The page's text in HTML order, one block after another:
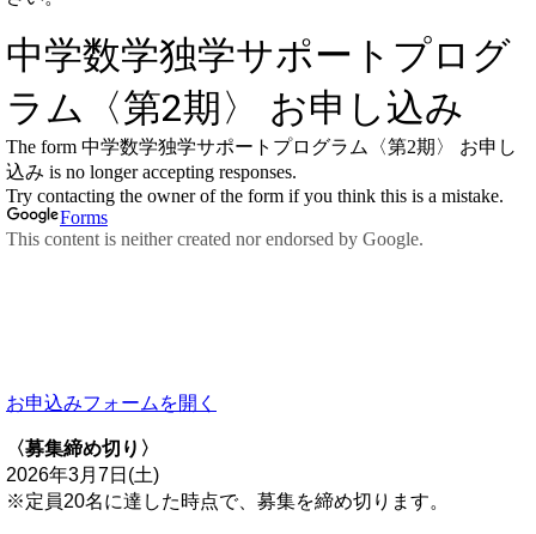
お申込みフォームを開く
〈募集締め切り〉
2026年3月7日(土)
※定員20名に達した時点で、募集を締め切ります。